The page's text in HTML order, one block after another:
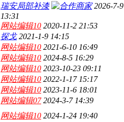
瑞安局部补漆
2026-7-9
13:31
网站编辑10 2020-11-2 21:53
探戈 2021-1-9 14:15
网站编辑10 2021-6-10 16:49
网站编辑10 2024-8-5 16:29
网站编辑10 2023-10-23 09:11
网站编辑10 2022-1-17 15:17
网站编辑10 2023-11-6 18:01
网站编辑07 2024-3-7 14:39
网站编辑10 2024-1-24 19:40